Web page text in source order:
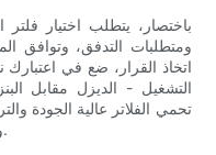
باختصار، يتطلب اختيار فلتر
ومتطلبات التدفق، وتوافق
اتخاذ القرار، ضع في
التشغيل - الديزل مقابل
تحمي الفلاتر عالية الجودة
وتمنع مشاكل الأداء، وتطيل عمر المحرك.